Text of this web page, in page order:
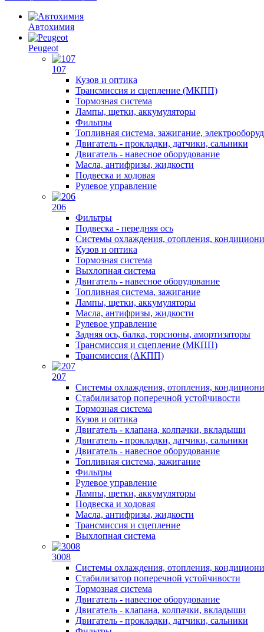
Автохимия
Peugeot
107
Кузов и оптика
Трансмиссия и сцепление (МКПП)
Тормозная система
Лампы, щетки, аккумуляторы
Фильтры
Топливная система, зажигание,
Двигатель - прокладки, датчики, сальники
Двигатель - навесное оборудование
Масла, антифризы, жидкости
Подвеска и ходовая
Рулевое управление
206
Фильтры
Подвеска - передняя ось
Системы охлаждения, отопления,
Кузов и оптика
Тормозная система
Выхлопная система
Двигатель - навесное оборудование
Топливная система, зажигание
Лампы, щетки, аккумуляторы
Масла, антифризы, жидкости
Рулевое управление
Задняя ось, балка, торсионы, амортизаторы
Трансмиссия и сцепление (МКПП)
Трансмиссия (АКПП)
207
Системы охлаждения, отопления,
Стабилизатор поперечной устойчивости
Тормозная система
Кузов и оптика
Двигатель - клапана, колпачки, вкладыши
Двигатель - прокладки, датчики, сальники
Двигатель - навесное оборудование
Топливная система, зажигание
Фильтры
Рулевое управление
Лампы, щетки, аккумуляторы
Подвеска и ходовая
Масла, антифризы, жидкости
Трансмиссия и сцепление
Выхлопная система
3008
Системы охлаждения, отопления,
Стабилизатор поперечной устойчивости
Тормозная система
Двигатель - навесное оборудование
Двигатель - клапана, колпачки, вкладыши
Двигатель - прокладки, датчики, сальники